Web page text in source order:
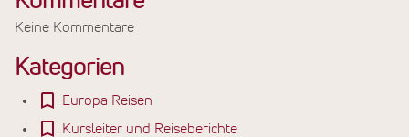
Keine Kommentare
Kategorien
Europa Reisen
Kursleiter und Reiseberichte